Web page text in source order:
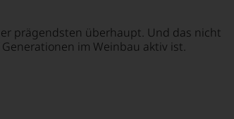
prägendsten überhaupt. Und das nicht
im Weinbau aktiv ist.